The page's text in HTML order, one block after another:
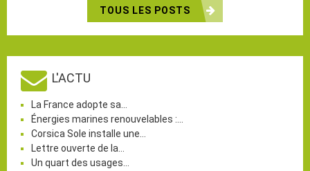
TOUS LES POSTS
L'ACTU
La France adopte sa…
Énergies marines renouvelables :…
Corsica Sole installe une…
Lettre ouverte de la…
Un quart des usages…